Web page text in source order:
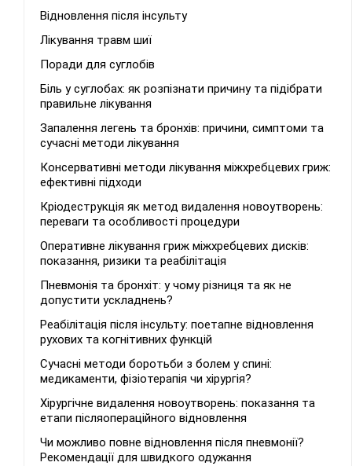
Відновлення після інсульту
Лікування травм шиї
Поради для суглобів
Біль у суглобах: як розпізнати причину та підібрати
правильне лікування
Запалення легень та бронхів: причини, симптоми та
сучасні методи лікування
Консервативні методи лікування міжхребцевих гриж:
ефективні підходи
Кріодеструкція як метод видалення новоутворень:
переваги та особливості процедури
Оперативне лікування гриж міжхребцевих дисків:
показання, ризики та реабілітація
Пневмонія та бронхіт: у чому різниця та як не
допустити ускладнень?
Реабілітація після інсульту: поетапне відновлення
рухових та когнітивних функцій
Сучасні методи боротьби з болем у спині:
медикаменти, фізіотерапія чи хірургія?
Хірургічне видалення новоутворень: показання та
етапи післяопераційного відновлення
Чи можливо повне відновлення після пневмонії?
Рекомендації для швидкого одужання